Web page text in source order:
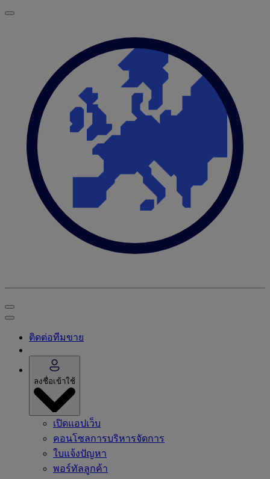
ติดต่อทีมขาย
ลงชื่อเข้าใช้
เปิดแอปเว็บ
คอนโซลการบริหารจัดการ
ใบแจ้งปัญหา
พอร์ทัลลูกค้า